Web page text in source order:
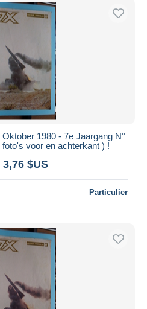
1980 - 7e Jaargang N°
voor en achterkant ) !
3,76 $US
Particulier